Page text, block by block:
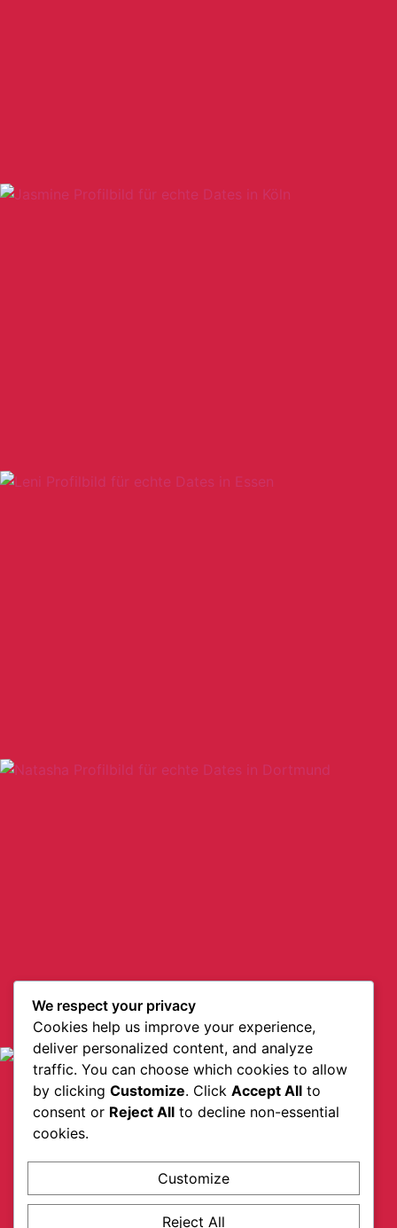
We respect your privacy
Cookies help us improve your experience,
deliver personalized content, and analyze
traffic. You can choose which cookies to allow
by clicking Customize. Click Accept All to
consent or Reject All to decline non-essential
cookies.
Customize
Reject All